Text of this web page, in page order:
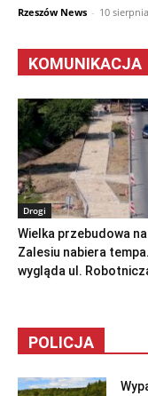
Rzeszów News - 10
KOMUNIKACJA
Drogi
Wielka przebudowa na
Zalesiu nabiera
wygląda ul.
POLICJA